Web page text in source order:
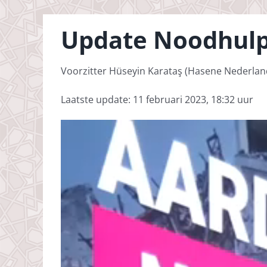
Update
Voorzitter Hüseyin Karataş (Hasene
Laatste update: 11 februari 2023, 18:32 uur